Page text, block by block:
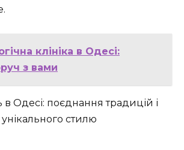
клініка в Одесі:
з вами